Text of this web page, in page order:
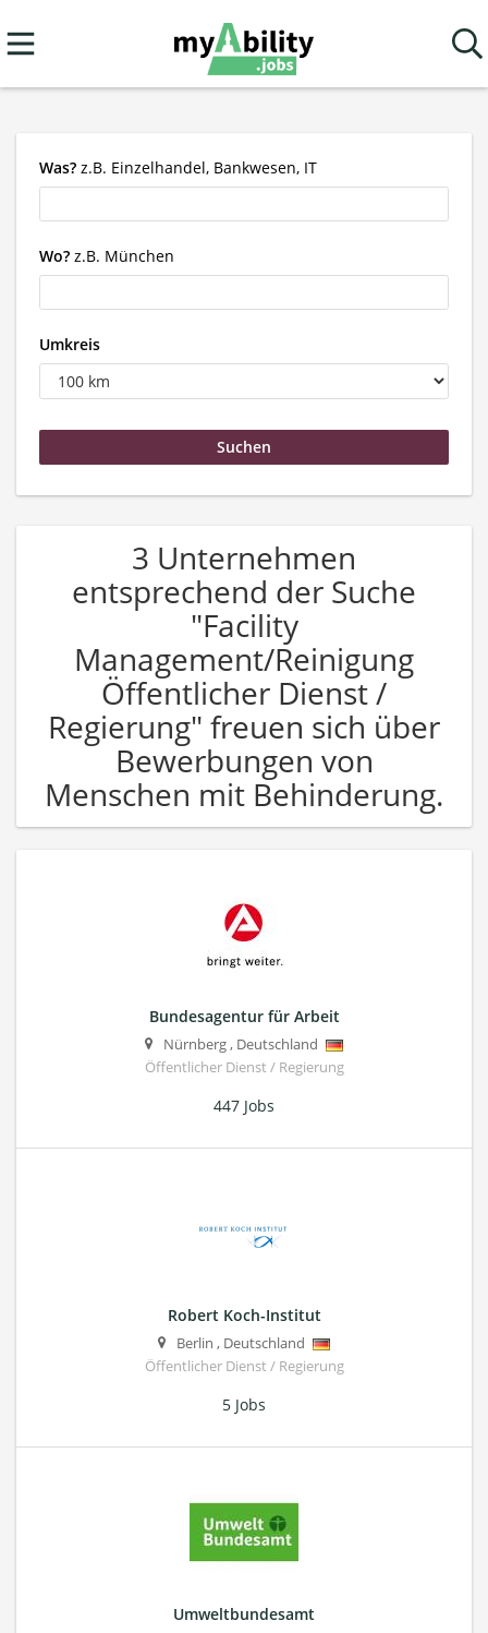
Was? z.B. Einzelhandel, Bankwesen, IT
Wo? z.B. München
Umkreis
3 Unternehmen
entsprechend der Suche
"Facility
Management/Reinigung
Öffentlicher Dienst /
Regierung" freuen sich über
Bewerbungen von
Menschen mit Behinderung.
Bundesagentur für Arbeit
Nürnberg, Deutschland
Öffentlicher Dienst / Regierung
447 Jobs
Robert Koch-Institut
Berlin , Deutschland
Öffentlicher Dienst / Regierung
5 Jobs
Umweltbundesamt